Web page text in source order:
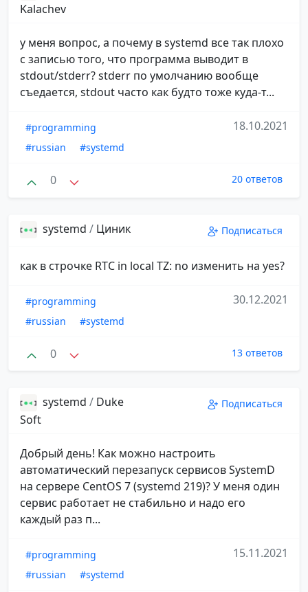
Kalachev
у меня вопрос, а почему в systemd все так плохо
с записью того, что программа выводит в
stdout/stderr? stderr по умолчанию вообще
съедается, stdout часто как будто тоже куда-т...
#programming
#russian
#systemd
18.10.2021
0 20 ответов
systemd / Циник Подписаться
как в строчке RTC in local TZ: no изменить на yes?
#programming
#russian
#systemd
30.12.2021
0 13 ответов
systemd / Duke
Soft
Подписаться
Добрый день! Как можно настроить
автоматический перезапуск сервисов SystemD
на сервере CentOS 7 (systemd 219)? У меня один
сервис работает не стабильно и надо его
каждый раз п...
#programming
#russian
#systemd
15.11.2021